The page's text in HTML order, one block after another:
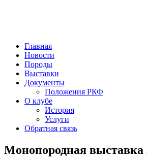
Главная
Новости
Породы
Выставки
Документы
Положения РКФ
О клубе
История
Услуги
Обратная связь
Монопородная